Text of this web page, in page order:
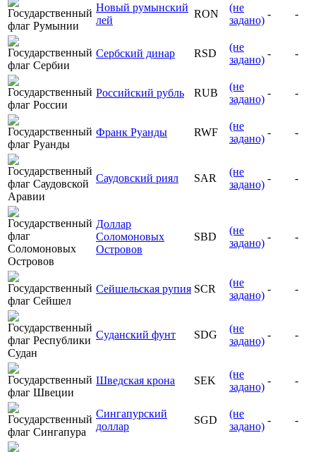
Новый румынский
лей
RON
(не
задано)
- -
Сербский динар RSD
(не
задано)
- -
Российский рубль RUB
(не
задано)
- -
Франк Руанды RWF
(не
задано)
- -
Саудовский риял SAR
(не
задано)
- -
Доллар
Соломоновых
Островов
SBD
(не
задано)
- -
Сейшельская рупия SCR
(не
задано)
- -
Суданский фунт SDG
(не
задано)
- -
Шведская крона SEK
(не
задано)
- -
Сингапурский
доллар
SGD
(не
задано)
- -